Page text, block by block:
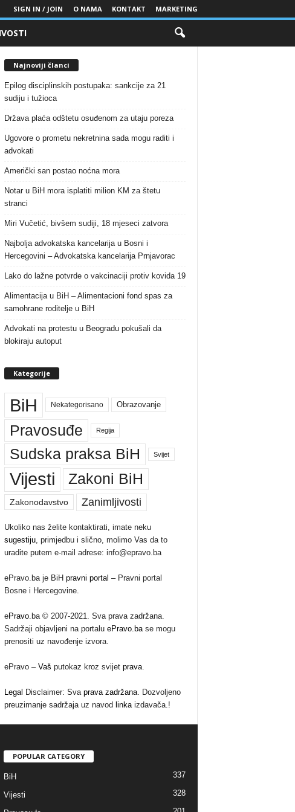
SIGN IN / JOIN O NAMA KONTAKT MARKETING
Najnoviji članci
Epilog disciplinskih postupaka: sankcije za 21
sudiju i tužioca
Država plaća odštetu osuđenom za utaju poreza
Ugovore o prometu nekretnina sada mogu raditi i
advokati
Američki san postao noćna mora
Notar u BiH mora isplatiti milion KM za štetu
stranci
Miri Vučetić, bivšem sudiji, 18 mjeseci zatvora
Najbolja advokatska kancelarija u Bosni i
Hercegovini – Advokatska kancelarija Prnjavorac
Lako do lažne potvrde o vakcinaciji protiv kovida 19
Alimentacija u BiH – Alimentacioni fond spas za
samohrane roditelje u BiH
Advokati na protestu u Beogradu pokušali da
blokiraju autoput
Kategorije
BiH Nekategorisano Obrazovanje
Pravosuđe Regija
Sudska praksa BiH Svijet
Vijesti Zakoni BiH
Zakonodavstvo Zanimljivosti
Ukoliko nas želite kontaktirati, imate neku
sugestiju, primjedbu i slično, molimo Vas da to
uradite putem e-mail adrese: info@epravo.ba
ePravo.ba je BiH pravni portal – Pravni portal
Bosne i Hercegovine.
ePravo.ba © 2007-2021. Sva prava zadržana.
Sadržaji objavljeni na portalu ePravo.base mogu
prenositi uz navođenje izvora.
ePravo – Vaš putokaz kroz svijet prava.
Legal Disclaimer: Sva prava zadržana. Dozvoljeno
preuzimanje sadržaja uz navod linkaizdavača.!
POPULAR CATEGORY
BiH 337
Vijesti 328